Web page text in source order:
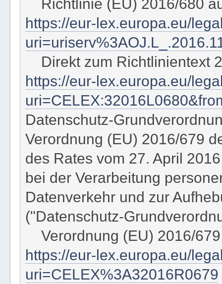
https://eur-lex.europa.eu/
Direkt zum Richtlinientext
https://eur-lex.europa.eu/
Datenschutz-
Verordnung (EU) 2016/679
des Rates vom 27. April
bei der Verarbeitung
Datenverkehr und zur
("Datenschutz-
Verordnung (EU) 2016/
https://eur-lex.europa.eu/
uri=CELEX%3A32016R0679